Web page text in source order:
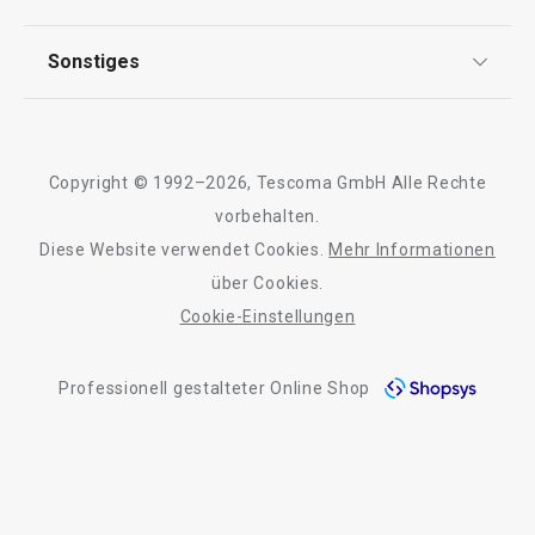
Warenkorb
Alle Produkte der Linie PRESIDENT Stone
Kontaktformular
Qualität
Sonstiges
Barrierefreiheit
Copyright © 1992–2026, Tescoma GmbH Alle Rechte
vorbehalten.
Diese Website verwendet Cookies.
Mehr Informationen
über Cookies.
Cookie-Einstellungen
Professionell gestalteter Online Shop